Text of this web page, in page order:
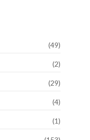
(49)
(2)
(29)
(4)
(1)